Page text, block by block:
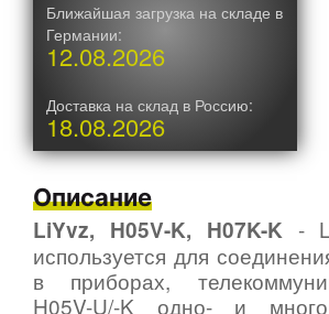
Ближайшая загрузка на складе в
Германии:
12.08.2026
Доставка на склад в Россию:
18.08.2026
Описание
LiYvz, H05V-K, H07K-K -
используется для
в приборах,
H05V-U/-K одно- и